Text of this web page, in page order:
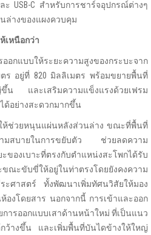
ะ USB-C สำหรับการชาร์จอุปกรณ์ต่างๆ
ล่างของแผงควบคุม
เหนือกว่า
อกแบบให้ระยะความสูงของกระบะจาก
ร อยู่ที่ 820 มิลลิเมตร พร้อมขยายพื้นที่
น และเสริมความแข็งแรงด้วยเฟรม
ด้อย่างสะดวกมากขึ้น
ห้ช่วยหนุนแผ่นหลังส่วนล่าง ขณะที่พื้นที่
วามสบายในการขยับตัว ช่วยลดความ
องเบาะที่ตรงกับตำแหน่งสะโพกได้รับ
ณะขับขี่ให้อยู่ในท่าตรงโดยยังคงความ
ะศาสตร์ ทั้งพัฒนาเพิ่มทัศนวิสัยให้มอง
องโดยสาร นอกจากนี้ การเข้าและออก
ารออกแบบเสาด้านหน้าใหม่ ที่เป็นแนว
ว้างขึ้น และเพิ่มพื้นที่บันไดข้างให้ใหญ่